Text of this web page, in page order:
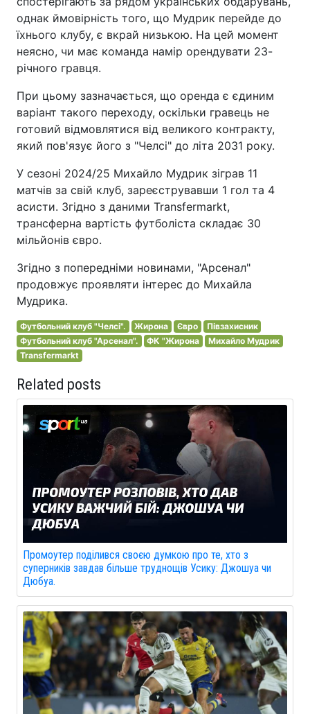
однак ймовірність того, що Мудрик перейде до
їхнього клубу, є вкрай низькою. На цей момент
неясно, чи має команда намір орендувати 23-
річного гравця.
При цьому зазначається, що оренда є єдиним
варіант такого переходу, оскільки гравець не
готовий відмовлятися від великого контракту,
який пов'язує його з "Челсі" до літа 2031 року.
У сезоні 2024/25 Михайло Мудрик зіграв 11
матчів за свій клуб, зареєструвавши 1 гол та 4
асисти. Згідно з даними Transfermarkt,
трансферна вартість футболіста складає 30
мільйонів євро.
Згідно з попередніми новинами, "Арсенал"
продовжує проявляти інтерес до Михайла
Мудрика.
Футбольний клуб "Челсі". Жирона Євро
Півзахисник
Футбольний клуб "Арсенал".
ФК "Жирона
Михайло Мудрик
Transfermarkt
Related posts
Промоутер поділився своєю думкою про те, хто з
суперників завдав більше труднощів Усику: Джошуа чи
Дюбуа.